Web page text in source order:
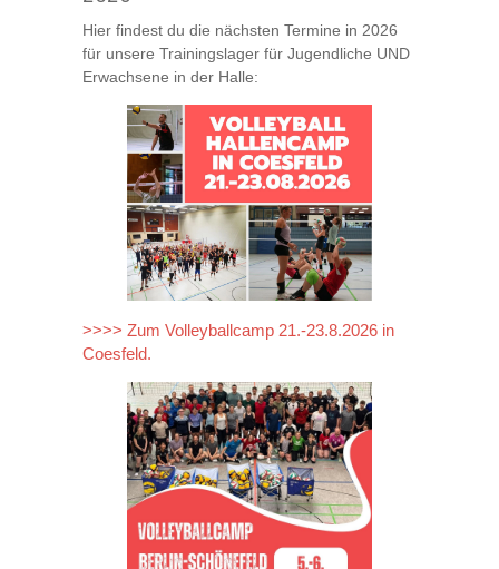
Hier findest du die nächsten Termine in 2026
für unsere Trainingslager für Jugendliche UND
Erwachsene in der Halle:
>>>> Zum Volleyballcamp 21.-23.8.2026 in
Coesfeld.